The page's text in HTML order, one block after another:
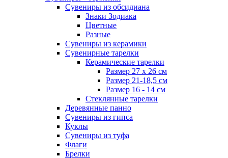
Сувениры из обсидиана
Знаки Зодиака
Цветные
Разные
Сувениры из керамики
Сувенирные тарелки
Керамические тарелки
Размер 27 х 26 см
Размер 21-18,5 см
Размер 16 - 14 см
Стеклянные тарелки
Деревянные панно
Сувениры из гипса
Куклы
Сувениры из туфа
Флаги
Брелки